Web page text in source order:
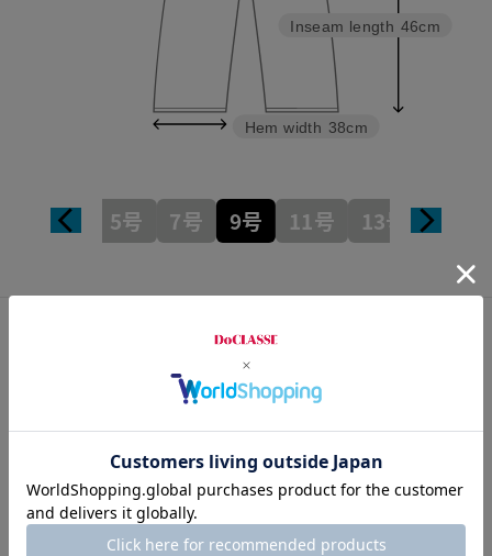
Inseam length 46cm
Hem width 38cm
5号 7号 9号 11号 13号 15号
3.8 18レビュー